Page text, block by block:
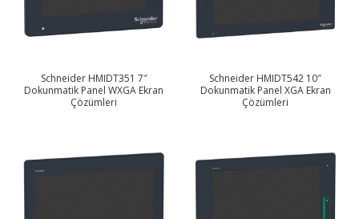
Schneider HMIDT351 7″
Dokunmatik Panel WXGA Ekran
Çözümleri
Schneider HMIDT542 10″
Dokunmatik Panel XGA Ekran
Çözümleri